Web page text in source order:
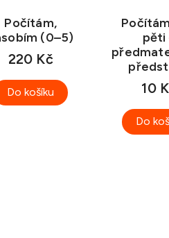
Počítám,
(0–5)
220 Kč
Do košíku
pěti
10
Do